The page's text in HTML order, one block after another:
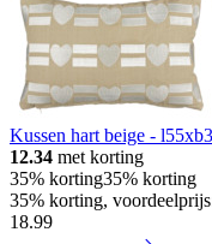
Kussen hart beige -
12.34 met korting
35% korting35% korting
35% korting,
18.99